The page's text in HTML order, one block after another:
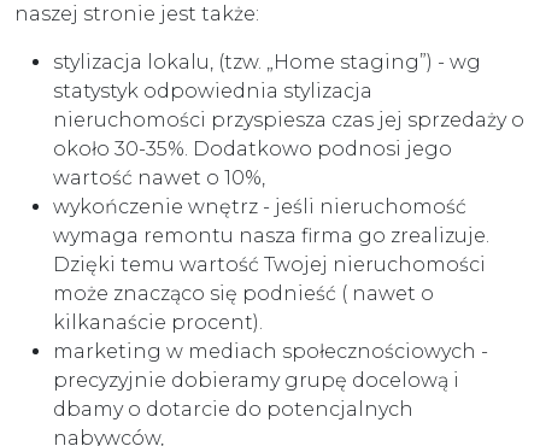
naszej stronie jest także:
stylizacja lokalu, (tzw. „Home staging”) - wg
statystyk odpowiednia stylizacja
nieruchomości przyspiesza czas jej sprzedaży o
około 30-35%. Dodatkowo podnosi jego
wartość nawet o 10%,
wykończenie wnętrz - jeśli nieruchomość
wymaga remontu nasza firma go zrealizuje.
Dzięki temu wartość Twojej nieruchomości
może znacząco się podnieść ( nawet o
kilkanaście procent).
marketing w mediach społecznościowych -
precyzyjnie dobieramy grupę docelową i
dbamy o dotarcie do potencjalnych
nabywców,